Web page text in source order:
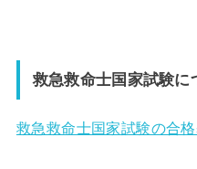
救急救命士国家試験に
救急救命士国家試験の合